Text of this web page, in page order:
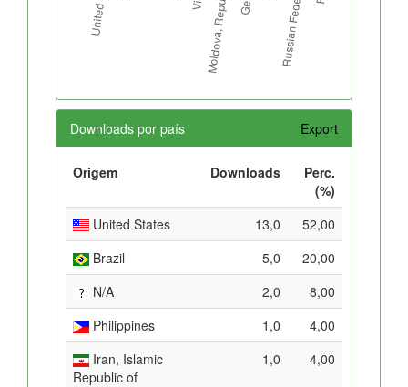
Downloads por país Export
Origem Downloads
Perc.
(%)
United States
13,0
52,00
Brazil
5,0
20,00
N/A
2,0
8,00
Philippines
1,0
4,00
Iran, Islamic
Republic of
1,0 4,00